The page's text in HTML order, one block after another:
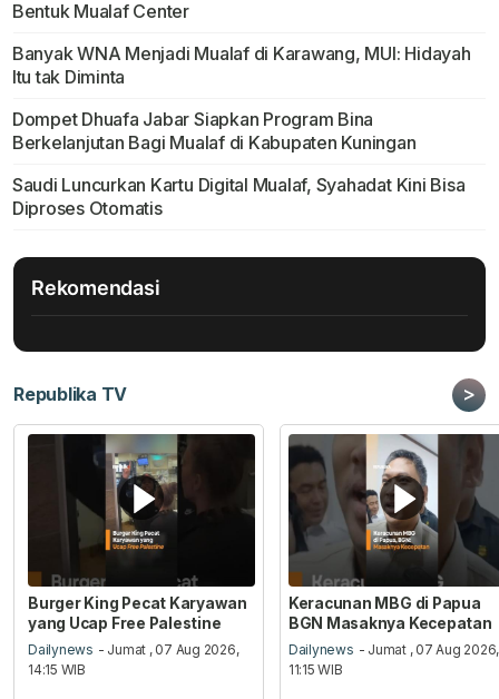
Bentuk Mualaf Center
Banyak WNA Menjadi Mualaf di Karawang, MUI: Hidayah
Itu tak Diminta
Dompet Dhuafa Jabar Siapkan Program Bina
Berkelanjutan Bagi Mualaf di Kabupaten Kuningan
Saudi Luncurkan Kartu Digital Mualaf, Syahadat Kini Bisa
Diproses Otomatis
Rekomendasi
Republika TV >
Burger King Pecat Karyawan
yang Ucap Free Palestine
Dailynews - Jumat , 07 Aug 2026,
14:15 WIB
Keracunan MBG di Papua
BGN Masaknya Kecepatan
Dailynews - Jumat , 07 Aug 2026,
11:15 WIB